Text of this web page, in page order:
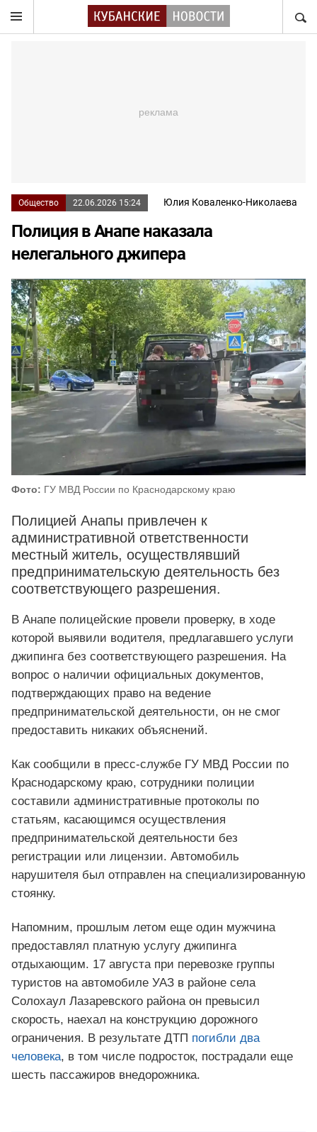
Общество 22.06.2026 15:24 Юлия Коваленко-Николаева
Полиция в Анапе наказала
нелегального джипера
Фото: ГУ МВД России по Краснодарскому краю
Полицией Анапы привлечен к
административной ответственности
местный житель, осуществлявший
предпринимательскую деятельность без
соответствующего разрешения.
В Анапе полицейские провели проверку, в ходе
которой выявили водителя, предлагавшего услуги
джипинга без соответствующего разрешения. На
вопрос о наличии официальных документов,
подтверждающих право на ведение
предпринимательской деятельности, он не смог
предоставить никаких объяснений.
Как сообщили в пресс-службе ГУ МВД России по
Краснодарскому краю, сотрудники полиции
составили административные протоколы по
статьям, касающимся осуществления
предпринимательской деятельности без
регистрации или лицензии. Автомобиль
нарушителя был отправлен на специализированную
стоянку.
Напомним, прошлым летом еще один мужчина
предоставлял платную услугу джипинга
отдыхающим. 17 августа при перевозке группы
туристов на автомобиле УАЗ в районе села
Солохаул Лазаревского района он превысил
скорость, наехал на конструкцию дорожного
ограничения. В результате ДТП погибли два
человека, в том числе подросток, пострадали еще
шесть пассажиров внедорожника.